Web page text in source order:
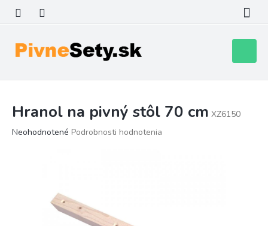
obsah
košík
Hranol na pivný stôl 70 cm XZ6150
Priemerné
Neohodnotené Podrobnosti hodnotenia